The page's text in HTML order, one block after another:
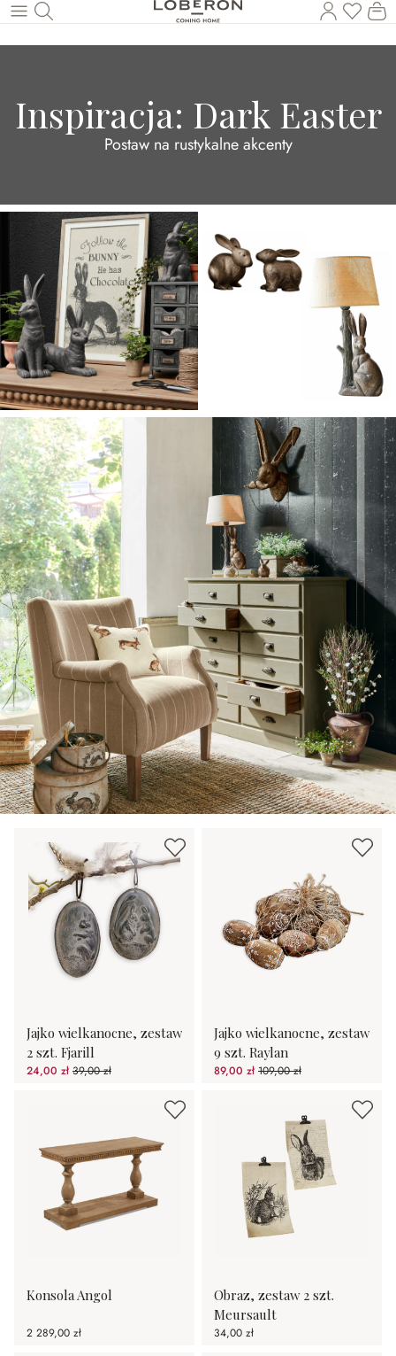
Wróć do wątku głównego
Masz
Inspiracja: Dark Easter
Postaw na rustykalne akcenty
Jajko wielkanocne, zestaw
2 szt. Fjarill
24,00 zł39,00 zł
(38.46%spared)
Jajko wielkanocne, zestaw
9 szt. Raylan
89,00 zł109,00 zł
(18.35%spared)
Konsola Angol
2 289,00 zł
Obraz, zestaw 2 szt.
Meursault
34,00 zł